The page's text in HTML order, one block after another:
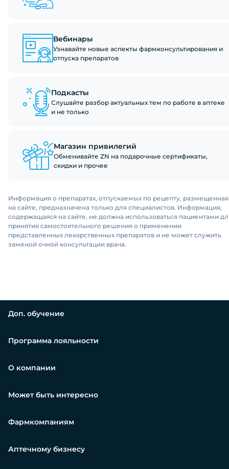
Вебинары
Узнавайте новые аспекты фармконсультирования и
отпуска препаратов
Подкасты
Слушайте разбор актуальных тем по работе в аптеке
и не только
Магазин привилегий
Обменивайте ZN на подарочные сертификаты,
скидки и прочее
Информация о препаратах, отпускаемых по рецепту, размещенная
на сайте, предназначена только для специалистов. Информация,
содержащаяся на сайте, не должна использоваться пациентами
принятия самостоятельного решения о применении
представленных лекарственных препаратов и не может служить
заменой очной консультации врача.
Доп. обучение
Программа лояльности
О компании
Может быть интересно
Фармкомпаниям
Аптечному бизнесу